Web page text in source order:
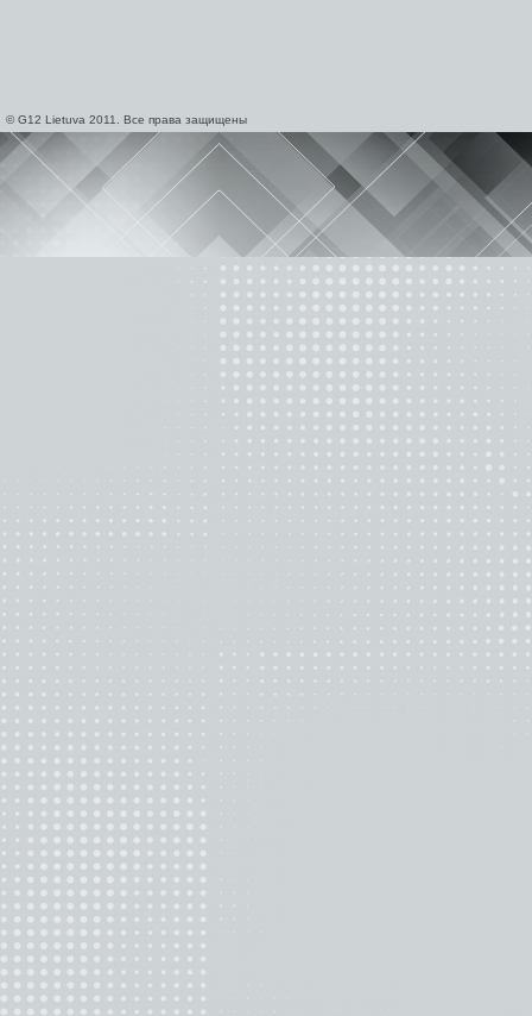
© G12 Lietuva 2011. Все права защищены